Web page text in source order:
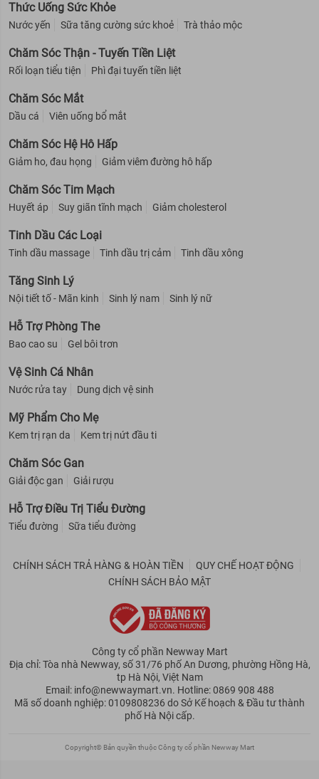
Thức Uống Sức Khỏe
Nước yến Sữa tăng cường sức khoẻ Trà thảo mộc
Chăm Sóc Thận - Tuyến Tiền Liệt
Rối loạn tiểu tiện Phì đại tuyến tiền liệt
Chăm Sóc Mắt
Dầu cá Viên uống bổ mắt
Chăm Sóc Hệ Hô Hấp
Giảm ho, đau họng Giảm viêm đường hô hấp
Chăm Sóc Tim Mạch
Huyết áp Suy giãn tĩnh mạch Giảm cholesterol
Tinh Dầu Các Loại
Tinh dầu massage Tinh dầu trị cảm Tinh dầu xông
Tăng Sinh Lý
Nội tiết tố - Mãn kinh Sinh lý nam Sinh lý nữ
Hỗ Trợ Phòng The
Bao cao su Gel bôi trơn
Vệ Sinh Cá Nhân
Nước rửa tay Dung dịch vệ sinh
Mỹ Phẩm Cho Mẹ
Kem trị rạn da Kem trị nứt đầu ti
Chăm Sóc Gan
Giải độc gan Giải rượu
Hỗ Trợ Điều Trị Tiểu Đường
Tiểu đường Sữa tiểu đường
CHÍNH SÁCH TRẢ HÀNG & HOÀN TIỀN
QUY CHẾ HOẠT ĐỘNG
CHÍNH SÁCH BẢO MẬT
Công ty cổ phần Newway Mart
Địa chỉ: Tòa nhà Newway, số 31/76 phố An Dương, phường Hồng Hà,
tp Hà Nội, Việt Nam
Email: info@newwaymart.vn. Hotline: 0869 908 488
Mã số doanh nghiệp: 0109808236 do Sở Kế hoạch & Đầu tư thành
phố Hà Nội cấp.
Copyright© Bản quyền thuộc Công ty cổ phần Newway Mart